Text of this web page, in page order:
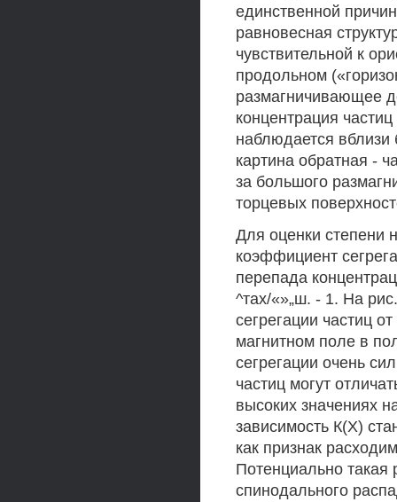
единственной
равновесная
чувствительной к
продольном
размагничивающее
концентрация
наблюдается
картина обратная -
за большого
торцевых
Для оценки степени
коэффициент
перепада
^тах/«»„ш. - 1. На
сегрегации частиц
магнитном поле в
сегрегации очень
частиц могут
высоких значениях
зависимость К(Х)
как признак
Потенциально такая
спинодального